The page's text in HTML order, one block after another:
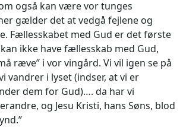
også kan være vor tunges
gælder det at vedgå fejlene og
Fællesskabet med Gud er det første
ikke have fællesskab med Gud,
ræve” i vor vingård. Vi vil igen se på
vandrer i lyset (indser, at vi er
dem for Gud)…. da har vi
og Jesu Kristi, hans Søns, blod